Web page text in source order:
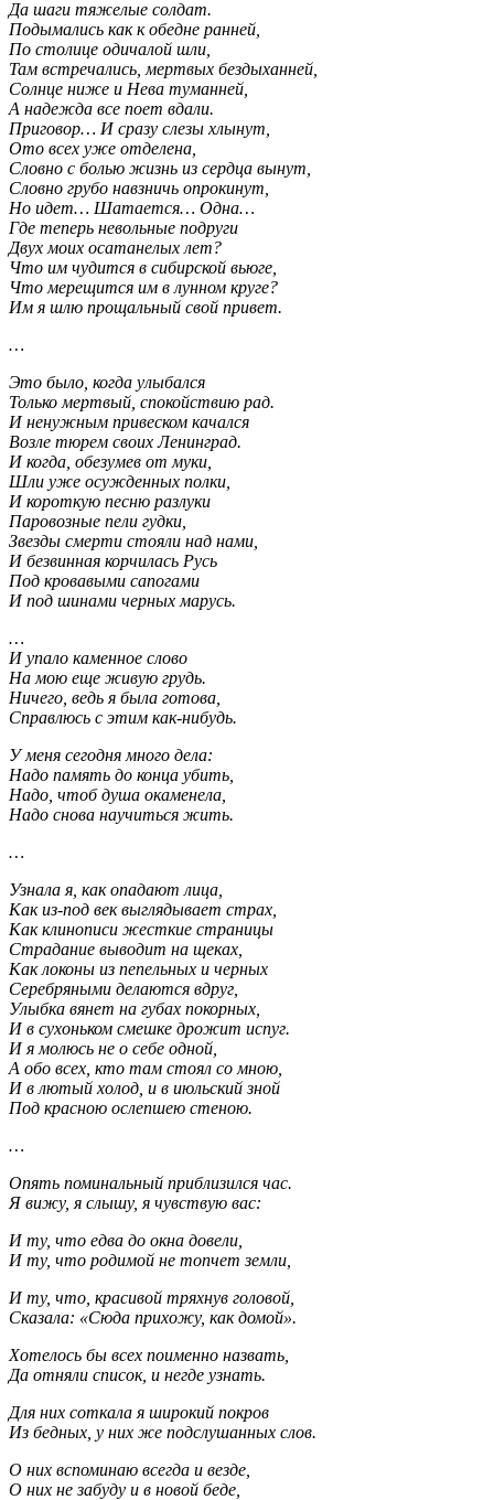
Да шаги тяжелые солдат.
Подымались как к обедне ранней,
По столице одичалой шли,
Там встречались, мертвых бездыханней,
Солнце ниже и Нева туманней,
А надежда все поет вдали.
Приговор… И сразу слезы хлынут,
Ото всех уже отделена,
Словно с болью жизнь из сердца вынут,
Словно грубо навзничь опрокинут,
Но идет… Шатается… Одна…
Где теперь невольные подруги
Двух моих осатанелых лет?
Что им чудится в сибирской вьюге,
Что мерещится им в лунном круге?
Им я шлю прощальный свой привет.
…
Это было, когда улыбался
Только мертвый, спокойствию рад.
И ненужным привеском качался
Возле тюрем своих Ленинград.
И когда, обезумев от муки,
Шли уже осужденных полки,
И короткую песню разлуки
Паровозные пели гудки,
Звезды смерти стояли над нами,
И безвинная корчилась Русь
Под кровавыми сапогами
И под шинами черных марусь.
…
И упало каменное слово
На мою еще живую грудь.
Ничего, ведь я была готова,
Справлюсь с этим как-нибудь.
У меня сегодня много дела:
Надо память до конца убить,
Надо, чтоб душа окаменела,
Надо снова научиться жить.
…
Узнала я, как опадают лица,
Как из-под век выглядывает страх,
Как клинописи жесткие страницы
Страдание выводит на щеках,
Как локоны из пепельных и черных
Серебряными делаются вдруг,
Улыбка вянет на губах покорных,
И в сухоньком смешке дрожит испуг.
И я молюсь не о себе одной,
А обо всех, кто там стоял со мною,
И в лютый холод, и в июльский зной
Под красною ослепшею стеною.
…
Опять поминальный приблизился час.
Я вижу, я слышу, я чувствую вас:
И ту, что едва до окна довели,
И ту, что родимой не топчет земли,
И ту, что, красивой тряхнув головой,
Сказала: «Сюда прихожу, как домой».
Хотелось бы всех поименно назвать,
Да отняли список, и негде узнать.
Для них соткала я широкий покров
Из бедных, у них же подслушанных слов.
О них вспоминаю всегда и везде,
О них не забуду и в новой беде,